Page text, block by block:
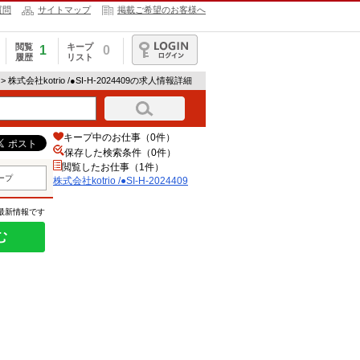
問 サイトマップ 掲載ご希望のお客様へ
閲覧
履歴
1
キープ
リスト
0
ログイン
> 株式会社kotrio /●SI-H-2024409の求人情報詳細
プ
新情報です
キープ中のお仕事（0件）
保存した検索条件（0件）
閲覧したお仕事（1件）
株式会社kotrio /●SI-H-2024409